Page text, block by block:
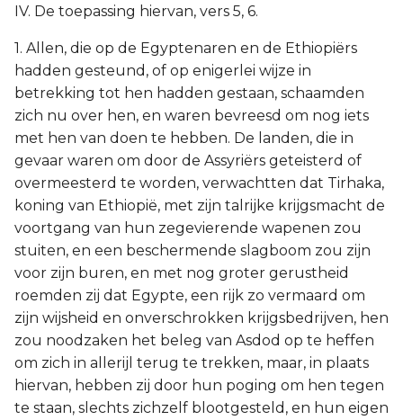
IV. De toepassing hiervan, vers 5, 6.
1. Allen, die op de Egyptenaren en de Ethiopiërs
hadden gesteund, of op enigerlei wijze in
betrekking tot hen hadden gestaan, schaamden
zich nu over hen, en waren bevreesd om nog iets
met hen van doen te hebben. De landen, die in
gevaar waren om door de Assyriërs geteisterd of
overmeesterd te worden, verwachtten dat Tirhaka,
koning van Ethiopië, met zijn talrijke krijgsmacht de
voortgang van hun zegevierende wapenen zou
stuiten, en een beschermende slagboom zou zijn
voor zijn buren, en met nog groter gerustheid
roemden zij dat Egypte, een rijk zo vermaard om
zijn wijsheid en onverschrokken krijgsbedrijven, hen
zou noodzaken het beleg van Asdod op te heffen
om zich in allerijl terug te trekken, maar, in plaats
hiervan, hebben zij door hun poging om hen tegen
te staan, slechts zichzelf blootgesteld, en hun eigen